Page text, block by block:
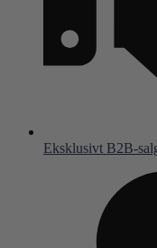
Eksklusivt B2B-